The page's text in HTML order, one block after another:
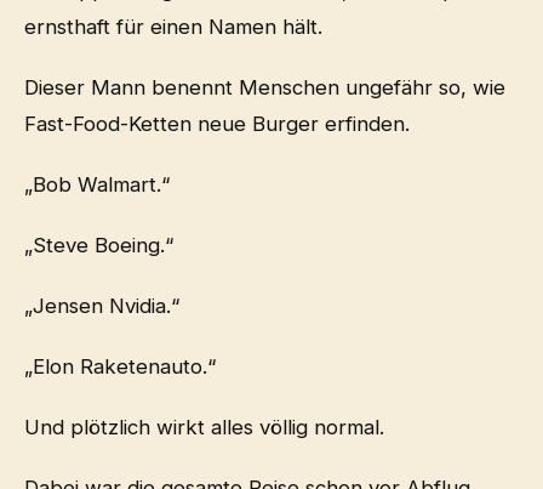
ernsthaft für einen Namen hält.
Dieser Mann benennt Menschen ungefähr so, wie
Fast-Food-Ketten neue Burger erfinden.
„Bob Walmart.“
„Steve Boeing.“
„Jensen Nvidia.“
„Elon Raketenauto.“
Und plötzlich wirkt alles völlig normal.